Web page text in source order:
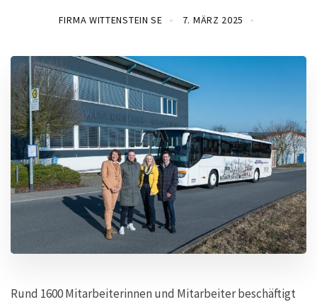
FIRMA WITTENSTEIN SE 7. MÄRZ 2025
Rund 1600 Mitarbeiterinnen und Mitarbeiter beschäftigt